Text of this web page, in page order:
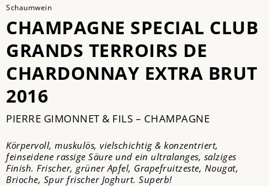
Schaumwein
CHAMPAGNE SPECIAL CLUB
GRANDS TERROIRS DE
CHARDONNAY EXTRA BRUT
2016
PIERRE GIMONNET & FILS – CHAMPAGNE
Körpervoll, muskulös, vielschichtig & konzentriert,
feinseidene rassige Säure und ein ultralanges, salziges
Finish. Frischer, grüner Apfel, Grapefruitzeste, Nougat,
Brioche, Spur frischer Joghurt. Superb!